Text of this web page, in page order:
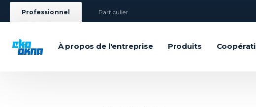
Professionnel Particulier
À propos de l'entreprise Produits